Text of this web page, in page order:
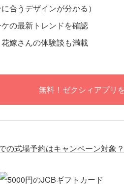
合うデザインが分かる）
の最新トレンドを確認
嫁さんの体験談も満載
無料！ゼクシィアプリ
の式場予約はキャンペーン対象？